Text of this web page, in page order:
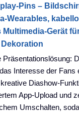
Pins –
Wearables,
Multimedia-Gerät
Dekoration
Präsentationslösung:
Interesse der Fans
Diashow-
App-Upload und
Umschalten,